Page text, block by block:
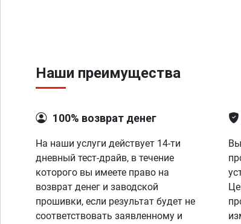
Наши преимущества
100% возврат денег
На наши услуги действует 14-ти
дневный тест-драйв, в течение
которого вы имеете право на
возврат денег и заводской
прошивки, если результат будет не
соответствовать заявленному и